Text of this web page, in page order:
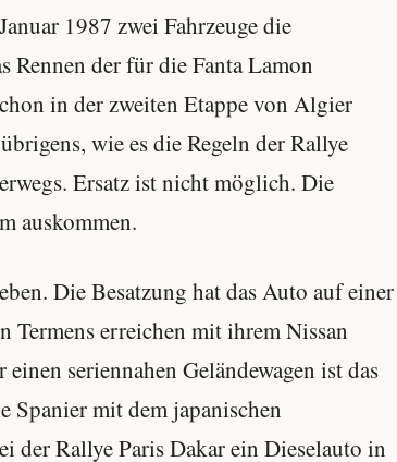
1987 zwei Fahrzeuge die
Rennen der für die Fanta Lamon
in der zweiten Etappe von Algier
wie es die Regeln der Rallye
Ersatz ist nicht möglich. Die
auskommen.
Die Besatzung hat das Auto auf einer
erreichen mit ihrem Nissan
seriennahen Geländewagen ist das
Spanier mit dem japanischen
der Rallye Paris Dakar ein Dieselauto in